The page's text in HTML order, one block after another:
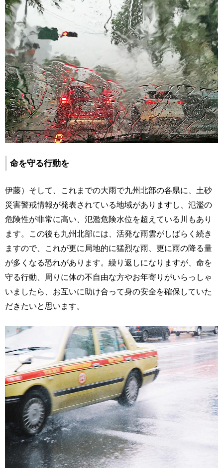
命を守る行動を
伊藤）そして、これまでの大雨で九州北部の各県に、土砂
災害警戒情報が発表されている地域がありますし、氾濫の
危険性が非常に高い、氾濫危険水位を超えている川もあり
ます。この後も九州北部には、活発な雨雲がしばらく続き
ますので、これが更に局地的に猛烈な雨、更に雨の降る量
が多くなる恐れがあります。繰り返しになりますが、命を
守る行動、周りに体の不自由な方やお年寄りがいらっしゃ
いましたら、お互いに助け合って身の安全を確保していた
だきたいと思います。